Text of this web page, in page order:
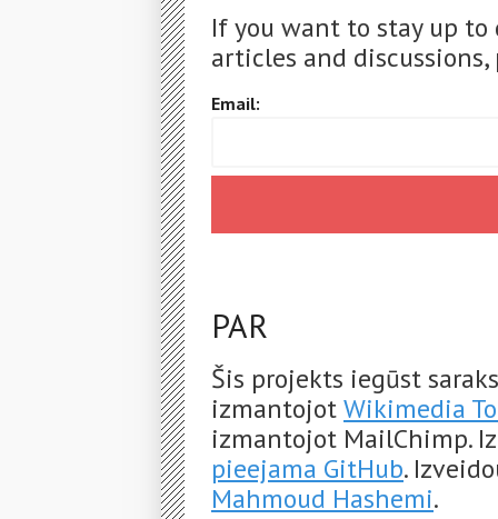
If you want to stay up
articles and
Email:
PAR
Šis projekts iegūst
izmantojotWikimedia
izmantojot MailChimp.
pieejama GitHub.
Mahmoud Hashemi.